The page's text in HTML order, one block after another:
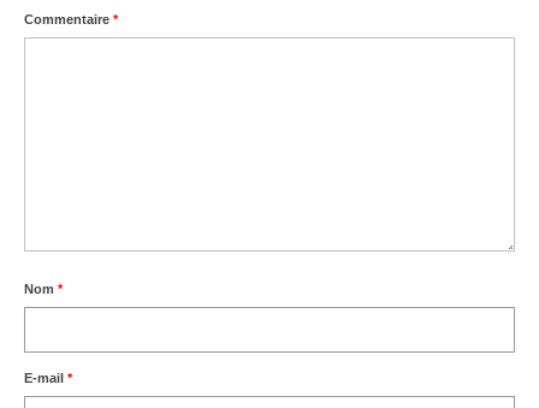
Commentaire *
Nom *
E-mail *